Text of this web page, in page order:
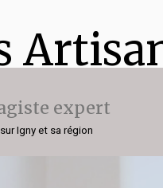
expert
Igny et sa région